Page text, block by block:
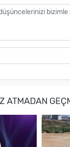
ATMADAN